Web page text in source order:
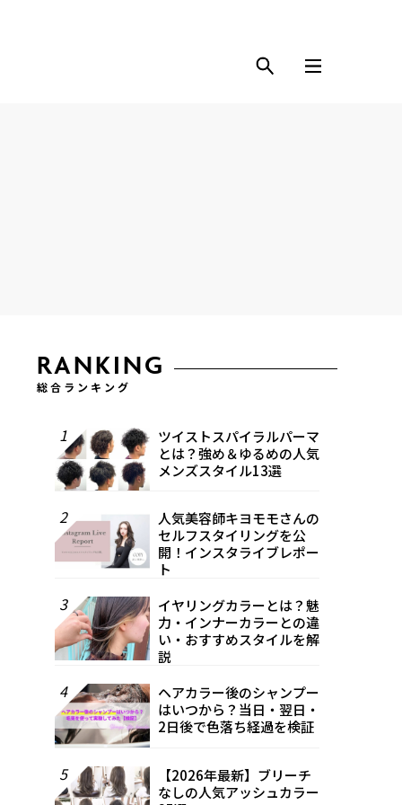
RANKING
総合ランキング
1
ツイストスパイラルパーマ
とは？強め＆ゆるめの人気
メンズスタイル13選
2
人気美容師キヨモモさんの
セルフスタイリングを公
開！インスタライブレポー
ト
3
イヤリングカラーとは？魅
力・インナーカラーとの違
い・おすすめスタイルを解
説
4
ヘアカラー後のシャンプー
はいつから？当日・翌日・
2日後で色落ち経過を検証
5
【2026年最新】ブリーチ
なしの人気アッシュカラー